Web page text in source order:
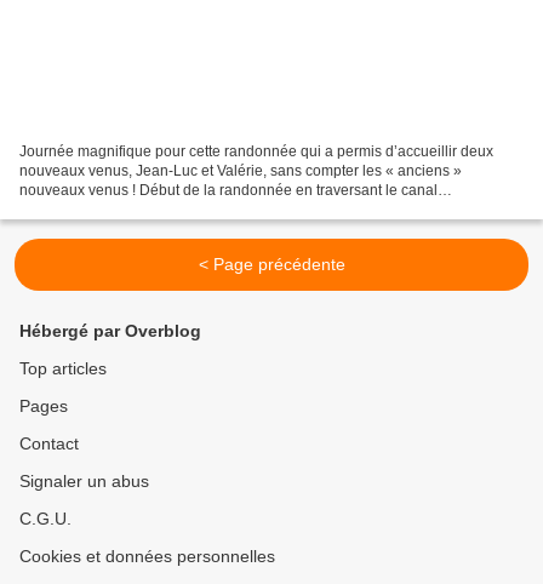
Journée magnifique pour cette randonnée qui a permis d’accueillir deux
nouveaux venus, Jean-Luc et Valérie, sans compter les « anciens »
nouveaux venus ! Début de la randonnée en traversant le canal
< Page précédente
Hébergé par Overblog
Top articles
Pages
Contact
Signaler un abus
C.G.U.
Cookies et données personnelles